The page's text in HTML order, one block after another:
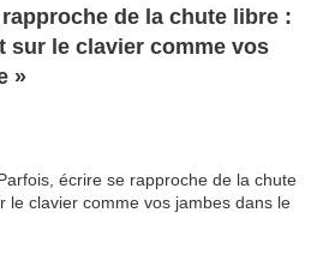
de la chute libre :
sur le clavier comme vos
»